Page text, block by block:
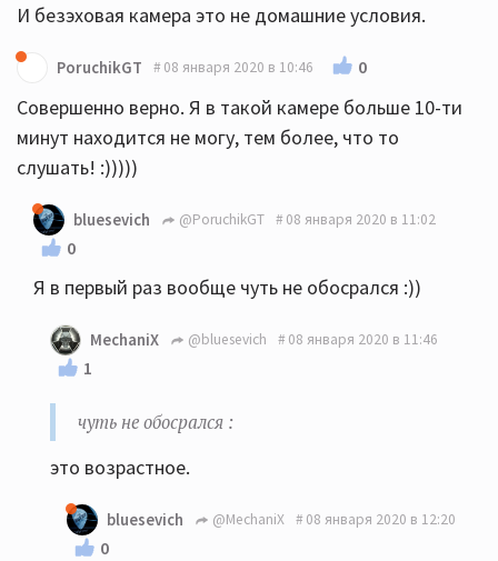
И безэховая камера это не домашние условия.
PoruchikGT 08 января 2020 в 10:46 0
Совершенно верно. Я в такой камере больше 10-ти
минут находится не могу, тем более, что то
слушать! :)))))
bluesevich @PoruchikGT 08 января 2020 в 11:02
0
Я в первый раз вообще чуть не обосрался :))
MechaniX @bluesevich 08 января 2020 в 11:46
1
чуть не обосрался :
этo возpacтнoe.
bluesevich @MechaniX 08 января 2020 в 12:20
0